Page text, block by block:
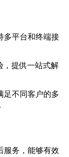
多平台和终端接
，提供一站式解
足不同客户的多
服务，能够有效